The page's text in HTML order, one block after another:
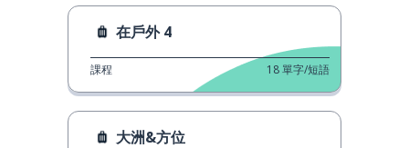
在戶外 4
課程 18單字/短語
大洲&方位